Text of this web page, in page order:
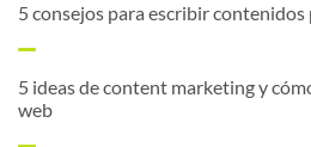
5 consejos para escribir
5 ideas de content marketing y
web